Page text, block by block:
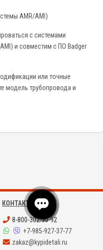
AMR/AMI)
с системами
и совместим с ПО Badger
или точные
модель трубопровода и
КОНТАКТЫ
8-800-302-90-92
+7-985-927-37-77
zakaz@kypidetali.ru